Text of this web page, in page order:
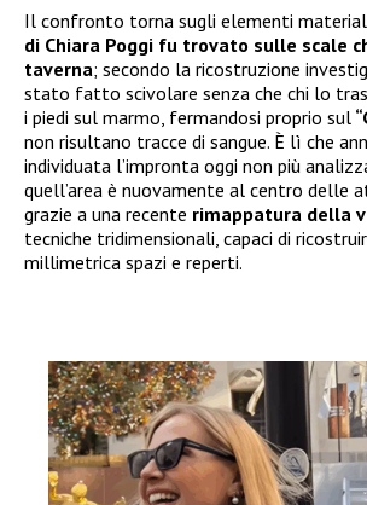
Il confronto torna sugli elementi
di Chiara Poggi fu trovato sulle scale
taverna; secondo la ricostruzione
stato fatto scivolare senza che chi lo
i piedi sul marmo, fermandosi proprio sul
non risultano tracce di sangue. È lì che
individuata l’impronta oggi non più
quell’area è nuovamente al centro delle
grazie a una recente rimappatura della
tecniche tridimensionali, capaci di
millimetrica spazi e reperti.